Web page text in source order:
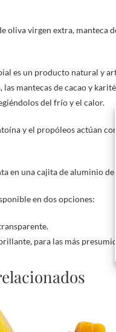
oliva virgen extra, manteca
es un producto natural y
las mantecas de cacao y
del frío y el calor.
y el propóleos actúan
en una cajita de aluminio de
en dos opciones:
para las más